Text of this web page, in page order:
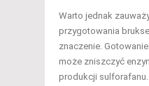
Warto jednak
przygotowania
znaczenie.
może zniszczyć
produkcji